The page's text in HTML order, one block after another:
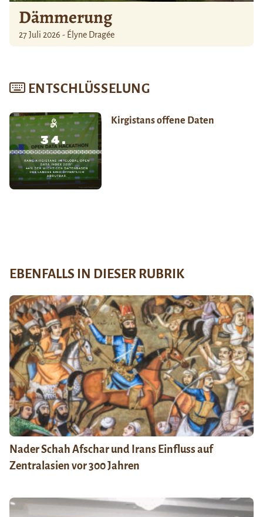
Dämmerung
27 Juli 2026 - Élyne Dragée
ENTSCHLÜSSELUNG
Kirgistans offene Daten
EBENFALLS IN DIESER RUBRIK
Nader Schah Afschar und Irans Einfluss auf
Zentralasien vor 300 Jahren